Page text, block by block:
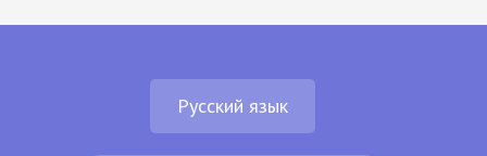
Русский язык